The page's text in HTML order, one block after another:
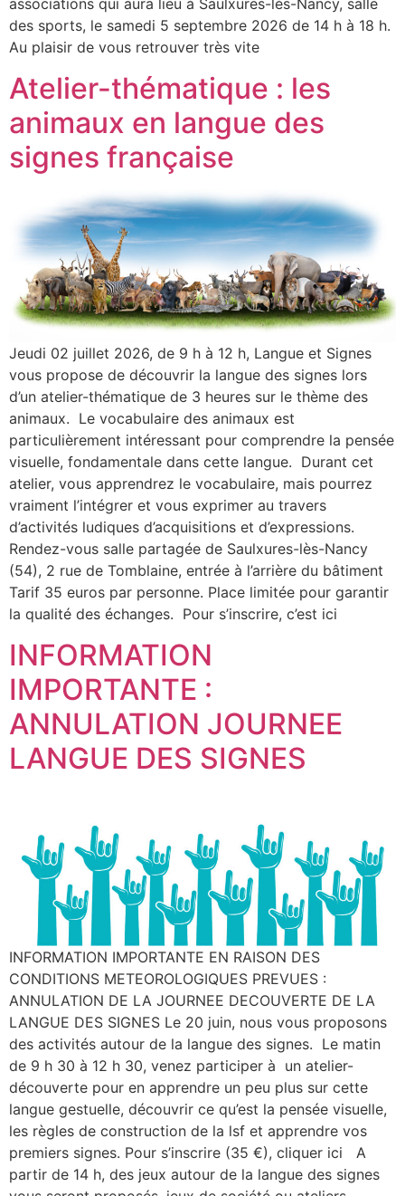
associations qui aura lieu à Saulxures-lès-Nancy, salle
des sports, le samedi 5 septembre 2026 de 14 h à 18 h.
Au plaisir de vous retrouver très vite
Atelier-thématique : les
animaux en langue des
signes française
Jeudi 02 juillet 2026, de 9 h à 12 h, Langue et Signes
vous propose de découvrir la langue des signes lors
d’un atelier-thématique de 3 heures sur le thème des
animaux. Le vocabulaire des animaux est
particulièrement intéressant pour comprendre la pensée
visuelle, fondamentale dans cette langue. Durant cet
atelier, vous apprendrez le vocabulaire, mais pourrez
vraiment l’intégrer et vous exprimer au travers
d’activités ludiques d’acquisitions et d’expressions.
Rendez-vous salle partagée de Saulxures-lès-Nancy
(54), 2 rue de Tomblaine, entrée à l’arrière du bâtiment
Tarif 35 euros par personne. Place limitée pour garantir
la qualité des échanges. Pour s’inscrire, c’est ici
INFORMATION
IMPORTANTE :
ANNULATION JOURNEE
LANGUE DES SIGNES
INFORMATION IMPORTANTE EN RAISON DES
CONDITIONS METEOROLOGIQUES PREVUES :
ANNULATION DE LA JOURNEE DECOUVERTE DE LA
LANGUE DES SIGNES Le 20 juin, nous vous proposons
des activités autour de la langue des signes. Le matin
de 9 h 30 à 12 h 30, venez participer à un atelier-
découverte pour en apprendre un peu plus sur cette
langue gestuelle, découvrir ce qu’est la pensée visuelle,
les règles de construction de la lsf et apprendre vos
premiers signes. Pour s’inscrire (35 €), cliquer ici A
partir de 14 h, des jeux autour de la langue des signes